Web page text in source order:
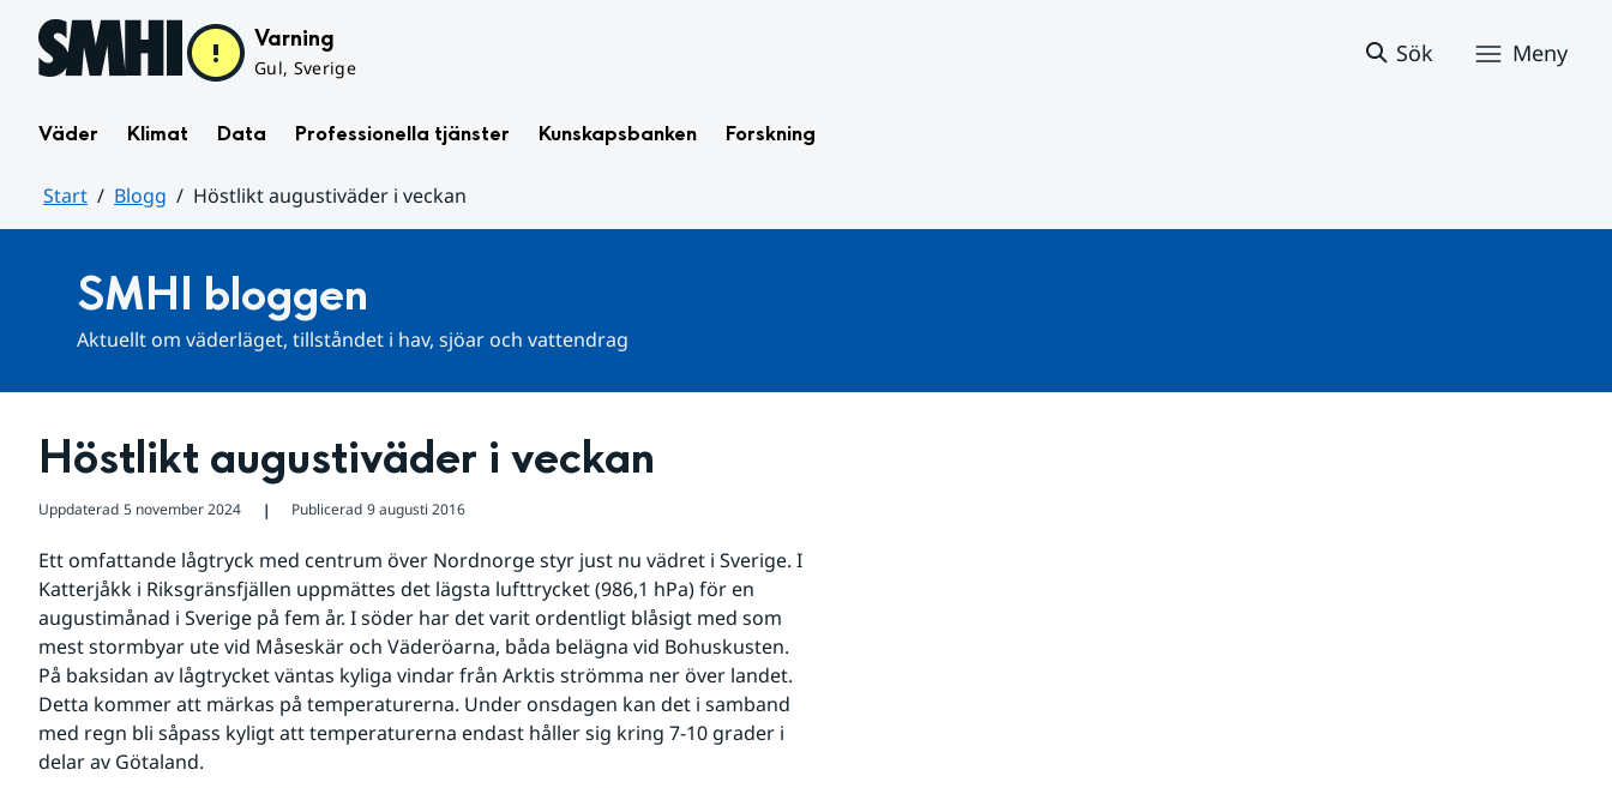
Hoppa till sidans innehåll Varning
Gul, Sverige
Sök Meny
Väder Klimat Data Professionella tjänster Kunskapsbanken Forskning
Start Blogg
Höstlikt augustiväder i veckan
SMHI bloggen
Aktuellt om väderläget, tillståndet i hav, sjöar och vattendrag
Höstlikt augustiväder i veckan
Uppdaterad 5 november 2024 ❘ Publicerad 9 augusti 2016
Ett omfattande lågtryck med centrum över Nordnorge styr just nu vädret i Sverige. I
Katterjåkk i Riksgränsfjällen uppmättes det lägsta lufttrycket (986,1 hPa) för en
augustimånad i Sverige på fem år. I söder har det varit ordentligt blåsigt med som
mest stormbyar ute vid Måseskär och Väderöarna, båda belägna vid Bohuskusten.
På baksidan av lågtrycket väntas kyliga vindar från Arktis strömma ner över landet.
Detta kommer att märkas på temperaturerna. Under onsdagen kan det i samband
med regn bli såpass kyligt att temperaturerna endast håller sig kring 7-10 grader i
delar av Götaland.